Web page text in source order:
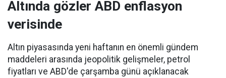
Altında gözler ABD enflasyon
verisinde
Altın piyasasında yeni haftanın en önemli gündem
maddeleri arasında jeopolitik gelişmeler, petrol
fiyatları ve ABD'de çarşamba günü açıklanacak